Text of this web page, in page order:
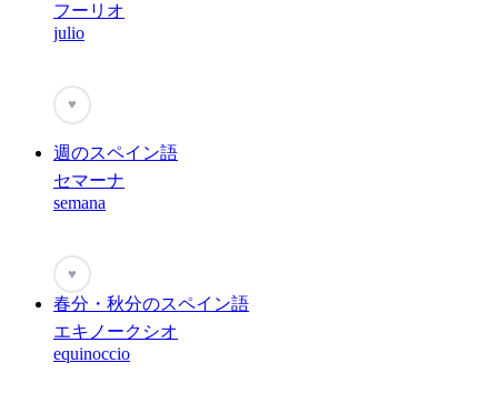
フーリオ
julio
♥
週のスペイン語
セマーナ
semana
♥
春分・秋分のスペイン語
エキノークシオ
equinoccio